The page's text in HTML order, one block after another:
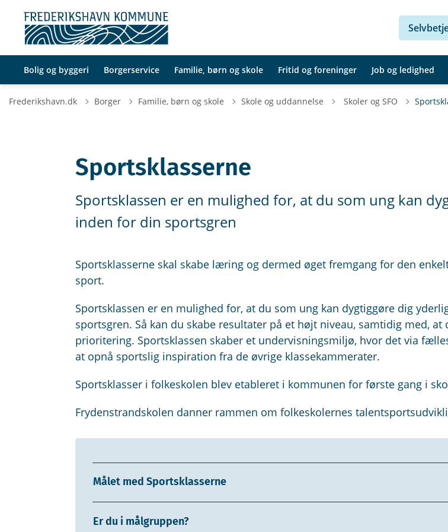
Bolig og byggeri Borgerservice Familie, børn og skole Fritid og foreninger Job og ledighed
Frederikshavn.dk Borger Familie, børn og skole Skole og uddannelse Tilbage til
Skoler og SFO
Sportsklasserne
Sportsklassen er en mulighed for, at du som ung kan
inden for din sportsgren
Sportsklasserne skal skabe læring og dermed øget fremgang for den
sport.
Sportsklassen er en mulighed for, at du som ung kan dygtiggøre dig
sportsgren. Så kan du skabe resultater på et højt niveau, samtidig med, at
prioritering. Sportsklassen skaber et undervisningsmiljø, hvor det via
at opnå sportslig inspiration fra de øvrige klassekammerater.
Sportsklasser i folkeskolen blev etableret i kommunen for første gang i
Frydenstrandskolen danner rammen om folkeskolernes
Målet med Sportsklasserne
Er du i målgruppen?